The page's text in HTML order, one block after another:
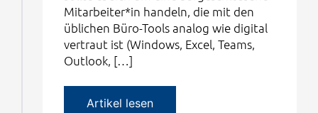
Mitarbeiter*in handeln, die mit den
üblichen Büro-Tools analog wie digital
vertraut ist (Windows, Excel, Teams,
Outlook, […]
Artikel lesen